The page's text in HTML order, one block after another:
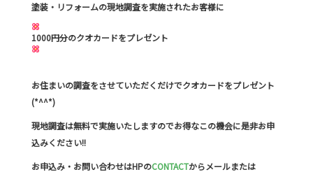
塗装・リフォームの現地調査を実施されたお客様に
1000円分のクオカードをプレゼント
お住まいの調査をさせていただくだけでクオカードをプレゼント
(*^^*)
現地調査は無料で実施いたしますのでお得なこの機会に是非お申
込みください!!
お申込み・お問い合わせはHPのCONTACTからメールまたは